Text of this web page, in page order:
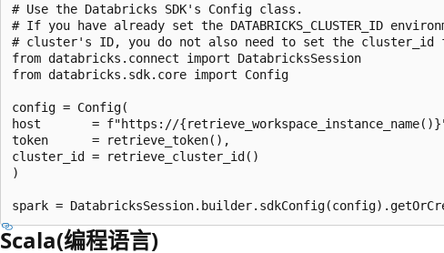
# Use the Databricks SDK's Config class.
# If you have already set the DATABRICKS_CLUSTER_ID
# cluster's ID, you do not also need to set the cluster_id
from databricks.connect import DatabricksSession
from databricks.sdk.core import Config
config = Config(
host       = f"https://
token      = retrieve_token(),
cluster_id = retrieve_cluster_id()
)
Scala(编程语言)